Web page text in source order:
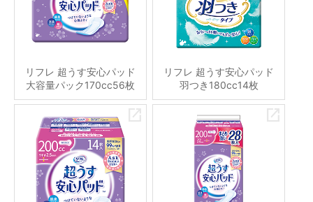
リフレ 超うす安心パッド
大容量パック170cc56枚
リフレ 超うす安心パッド
羽つき180cc14枚